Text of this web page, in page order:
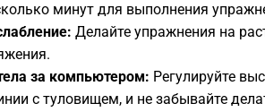
минут для выполнения
Делайте упражнения на
за компьютером: Регулируйте
с туловищем, и не забывайте